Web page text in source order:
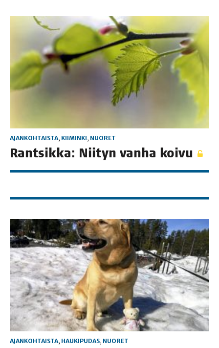
AJANKOHTAISTA, KIIMINKI, NUORET
Rant­sik­ka: Nii­tyn van­ha koivu
AJANKOHTAISTA, HAUKIPUDAS, NUORET